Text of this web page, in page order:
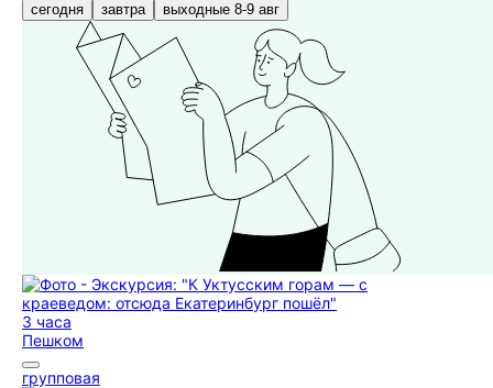
сегодня завтра выходные 8-9 авг
3 часа
Пешком
групповая